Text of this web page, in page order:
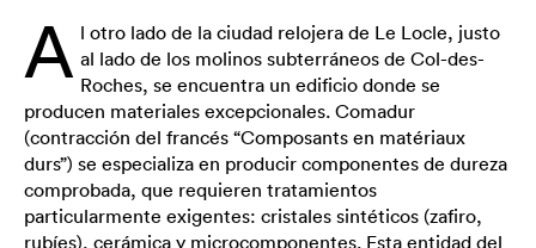
A l otro lado de la ciudad relojera de Le Locle, justo
al lado de los molinos subterráneos de Col-des-
Roches, se encuentra un edificio donde se
producen materiales excepcionales. Comadur
(contracción del francés “Composants en matériaux
durs”) se especializa en producir componentes de dureza
comprobada, que requieren tratamientos
particularmente exigentes: cristales sintéticos (zafiro,
rubíes), cerámica y microcomponentes. Esta entidad del